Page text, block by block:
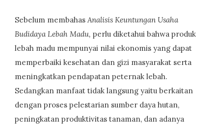
Sebelum membahas Analisis Keuntungan Usaha
Budidaya Lebah Madu, perlu diketahui bahwa produk
lebah madu mempunyai nilai ekonomis yang dapat
memperbaiki kesehatan dan gizi masyarakat serta
meningkatkan pendapatan peternak lebah.
Sedangkan manfaat tidak langsung yaitu berkaitan
dengan proses pelestarian sumber daya hutan,
peningkatan produktivitas tanaman, dan adanya